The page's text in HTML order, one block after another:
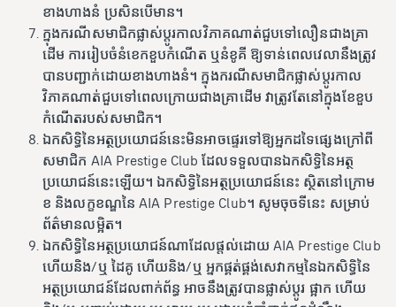
ខាងហាងនំ ប្រសិនបើមាន។
ក្នុងករណីសមាជិកផ្លាស់ប្តូរកាលវិភាគណាត់ជួបទៅលឿនជាងគ្រា
ដើម ការរៀបចំនំខេកខួបកំណើត ឬនំខូគី ឱ្យទាន់ពេលវេលានឹងត្រូវ
បានបញ្ជាក់ដោយខាងហាងនំ។ ក្នុងករណីសមាជិកផ្លាស់ប្តូរកាល
វិភាគណាត់ជួបទៅពេលក្រោយជាងគ្រាដើម វាត្រូវតែនៅក្នុងខែខួប
កំណើតរបស់សមាជិក។
ឯកសិទ្ធិនៃអត្ថប្រយោជន៍នេះមិនអាចផ្ទេរទៅឱ្យអ្នកដទៃផ្សេងក្រៅពី
សមាជិក AIA Prestige Club ដែលទទួលបានឯកសិទ្ធិនៃអត្ថ
ប្រយោជន៍នេះឡើយ។ ឯកសិទ្ធិនៃអត្ថប្រយោជន៍នេះ ស្ថិតនៅក្រោម
ខ និងលក្ខខណ្ឌនៃ AIA Prestige Club។ សូមចុចទីនេះ សម្រាប់
ព័ត៌មានលម្អិត។
ឯកសិទ្ធិនៃអត្ថប្រយោជន៍ណាដែលផ្តល់ដោយ AIA Prestige Club
ហើយនិង/ឬ ដៃគូ ហើយនិង/ឬ អ្នកផ្គត់ផ្គង់សេវាកម្មនៃឯកសិទ្ធិនៃ
អត្ថប្រយោជន៍ដែលពាក់ព័ន្ធ អាចនឹងត្រូវបានផ្លាស់ប្តូរ ផ្អាក ហើយ